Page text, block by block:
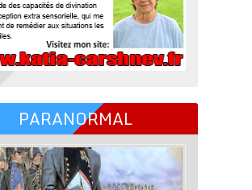
PARANORMAL